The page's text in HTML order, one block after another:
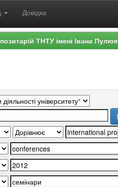
Довідка
ТНТУ імені Івана Пулюя